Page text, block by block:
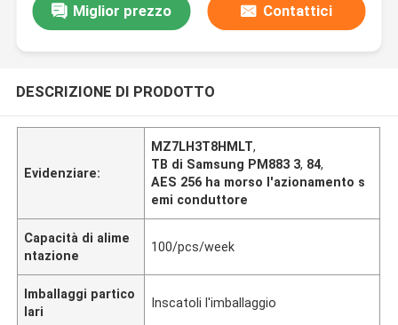
Miglior prezzo Contattici
DESCRIZIONE DI PRODOTTO
Evidenziare:
MZ7LH3T8HMLT,
TB di Samsung PM883 3, 84,
AES 256 ha morso l'azionamento s
emi conduttore
Capacità di alime
ntazione
100/pcs/week
Imballaggi partico
lari
Inscatoli l'imballaggio